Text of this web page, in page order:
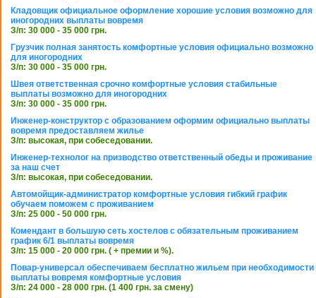
Кладовщик официальное оформление хорошие условия возможно для
иногородних выплаты вовремя
З/п: 30 000 - 35 000 грн.
Грузчик полная занятость комфортные условия официально возможно
для иногородних
З/п: 30 000 - 35 000 грн.
Швея ответственная срочно комфортные условия стабильные
выплаты возможно для иногородних
З/п: 30 000 - 35 000 грн.
Инженер-конструктор с образованием оформим официально выплаты
вовремя предоставляем жилье
З/п: высокая, при собеседовании.
Инженер-технолог на призводство ответственный обеды и проживание
за наш счет
З/п: высокая, при собеседовании.
Автомойщик-администратор комфортные условия гибкий график
обучаем поможем с проживанием
З/п: 25 000 - 50 000 грн.
Комендант в большую сеть хостелов с обязательным проживанием
график 6/1 выплаты вовремя
З/п: 15 000 - 20 000 грн. ( + премии и %).
Повар-универсал обеспечиваем бесплатно жильем при необходимости
выплаты вовремя комфортные условия
З/п: 24 000 - 28 000 грн. (1 400 грн. за смену)